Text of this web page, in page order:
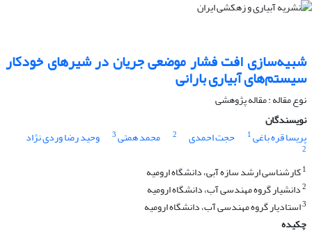
شبیه‌سازی افت فشار موضعی جریان در شیرهای خودکار
سیستم‌های آبیاری بارانی
نوع مقاله : مقاله پژوهشی
نویسندگان
پریسا قره باغی1 حجت احمدی 2 محمد همتی3 وحید رضا وردی نژاد
2
1کارشناسی ارشد سازه آبی، دانشگاه ارومیه
2دانشیار گروه مهندسی آب، دانشگاه ارومیه
3استادیار گروه مهندسی آب، دانشگاه ارومیه
چکیده